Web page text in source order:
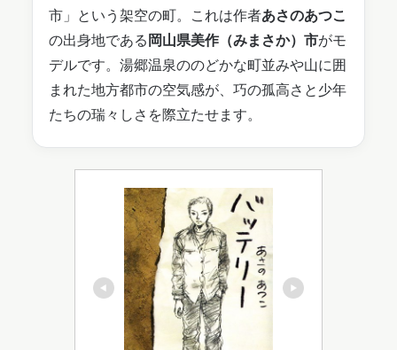
市」という架空の町。これは作者あさのあつこ
の出身地である 岡山県美作（みまさか）市がモ
デルです。湯郷温泉ののどかな町並みや山に囲
まれた地方都市の空気感が、巧の孤高さと少年
たちの瑞々しさを際立たせます。